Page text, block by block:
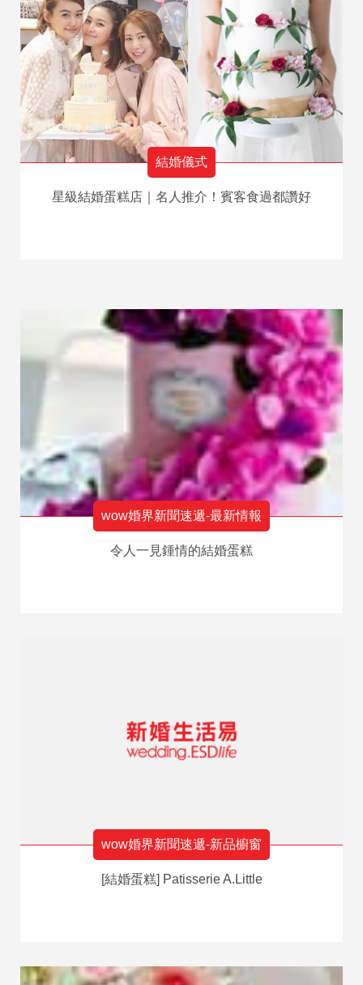
結婚儀式
星級結婚蛋糕店｜名人推介！賓客食過都讚好
wow婚界新聞速遞-最新情報
令人一見鍾情的結婚蛋糕
wow婚界新聞速遞-新品櫥窗
[結婚蛋糕] Patisserie A.Little